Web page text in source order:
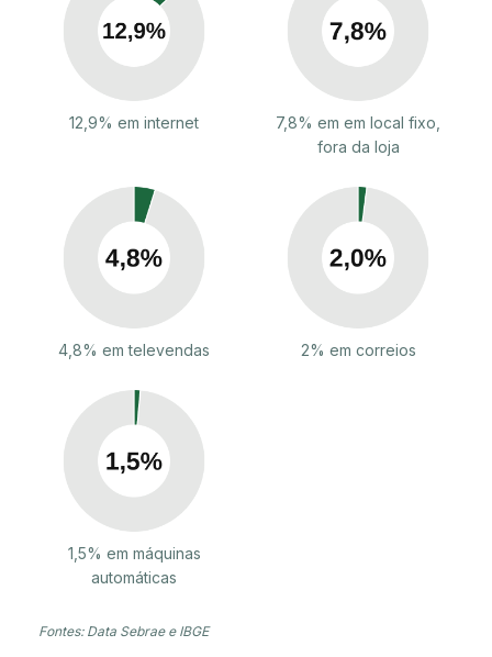
12,9% em internet
7,8% em em local fixo,
fora da loja
4,8% em televendas 2% em correios
1,5% em máquinas
automáticas
Fontes: Data Sebrae e IBGE